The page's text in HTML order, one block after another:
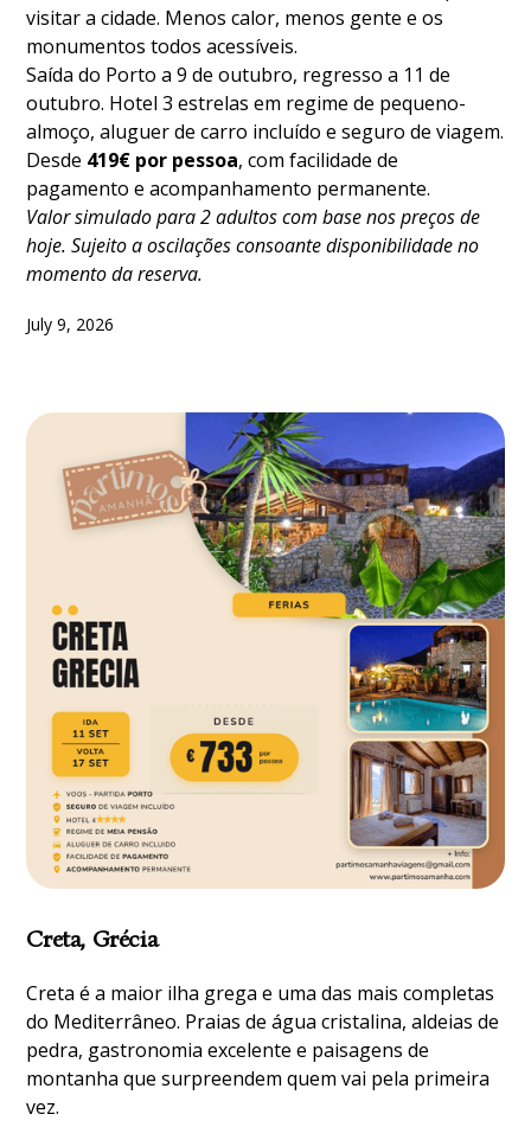
visitar a cidade. Menos calor, menos gente e os
monumentos todos acessíveis.
Saída do Porto a 9 de outubro, regresso a 11 de
outubro. Hotel 3 estrelas em regime de pequeno-
almoço, aluguer de carro incluído e seguro de viagem.
Desde 419€ por pessoa, com facilidade de
pagamento e acompanhamento permanente.
Valor simulado para 2 adultos com base nos preços de
hoje. Sujeito a oscilações consoante disponibilidade no
momento da reserva.
July 9, 2026
Creta, Grécia
Creta é a maior ilha grega e uma das mais completas
do Mediterrâneo. Praias de água cristalina, aldeias de
pedra, gastronomia excelente e paisagens de
montanha que surpreendem quem vai pela primeira
vez.